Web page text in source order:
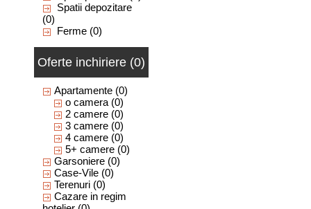
Spatii depozitare
(0)
Ferme (0)
Oferte inchiriere (0)
Apartamente (0)
o camera (0)
2 camere (0)
3 camere (0)
4 camere (0)
5+ camere (0)
Garsoniere (0)
Case-Vile (0)
Terenuri (0)
Cazare in regim